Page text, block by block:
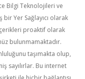
Bilgi Teknolojileri ve
bir Yer Sağlayıcı olarak
proaktif olarak
bulunmamaktadır.
taşımakta olup,
sayılırlar. Bu internet